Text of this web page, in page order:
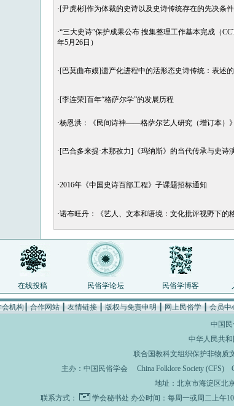
·[尹虎彬]作为体裁的史诗以及史诗传统存在的先决条件
·“三大史诗”保护成果公布 搜集整理工作基本完成（
年5月26日）
·[巴莫曲布嫫]遗产化进程中的活形态史诗传统：表述
·[李连荣]百年“格萨尔学”的发展历程
·杨恩洪：《民间诗神——格萨尔艺人研究（增订本）》
·[巴合多来提·木那孜力]《玛纳斯》的当代传承与史诗
·2016年《中国史诗百部工程》子课题招标通知
·诺布旺丹：《艺人、文本和语境：文化批评视野下的
在线投稿 民俗学论坛 民俗学博客
会机构┃合作网站┃友情链接┃版权与免责申明┃网上民俗学┃会员中
中国
中华人民共
联合国教科文组织保护非物质
主办： 中国民俗学会 China Folklore Society (CFS)
地址：北京市海淀区北
联系方式：
学会秘书处 办公时间：每周一或周二上午